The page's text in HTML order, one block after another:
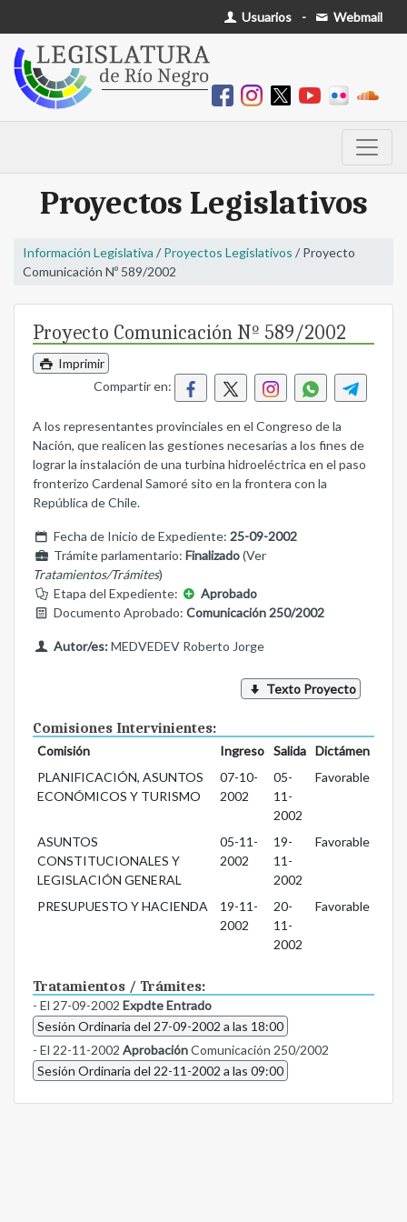
Usuarios - Webmail
Proyectos Legislativos
Información Legislativa / Proyectos Legislativos / Proyecto
Comunicación Nº 589/2002
Proyecto Comunicación Nº 589/2002
Imprimir
Compartir en:
A los representantes provinciales en el Congreso de la
Nación, que realicen las gestiones necesarias a los fines de
lograr la instalación de una turbina hidroeléctrica en el paso
fronterizo Cardenal Samoré sito en la frontera con la
República de Chile.
Fecha de Inicio de Expediente: 25-09-2002
Trámite parlamentario: Finalizado(Ver
Tratamientos/Trámites)
Etapa del Expediente:
Aprobado
Documento Aprobado: Comunicación 250/2002
Autor/es:MEDVEDEV Roberto Jorge
Texto Proyecto
Comisiones Intervinientes:
Comisión Ingreso Salida
Dictámen
PLANIFICACIÓN, ASUNTOS
ECONÓMICOS Y TURISMO
07-10-
2002
05-
11-
2002
Favorable
ASUNTOS
CONSTITUCIONALES Y
LEGISLACIÓN GENERAL
05-11-
2002
19-
11-
2002
Favorable
PRESUPUESTO Y HACIENDA
19-11-
2002
20-
11-
2002
Favorable
Tratamientos / Trámites:
- El 27-09-2002 Expdte Entrado
Sesión Ordinaria del 27-09-2002 a las 18:00
- El 22-11-2002 AprobaciónComunicación 250/2002
Sesión Ordinaria del 22-11-2002 a las 09:00